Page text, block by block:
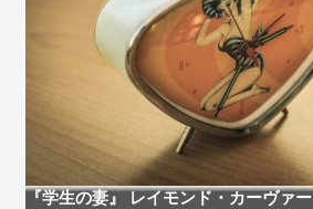
『学生の妻』 レイモンド・カーヴァー